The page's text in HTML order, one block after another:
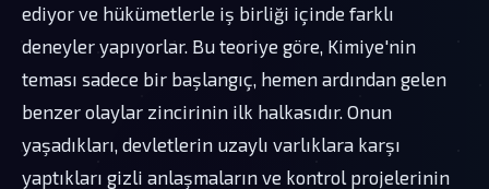
ediyor ve hükümetlerle iş birliği içinde farklı
deneyler yapıyorlar. Bu teoriye göre, Kimiye'nin
teması sadece bir başlangıç, hemen ardından gelen
benzer olaylar zincirinin ilk halkasıdır. Onun
yaşadıkları, devletlerin uzaylı varlıklara karşı
yaptıkları gizli anlaşmaların ve kontrol projelerinin